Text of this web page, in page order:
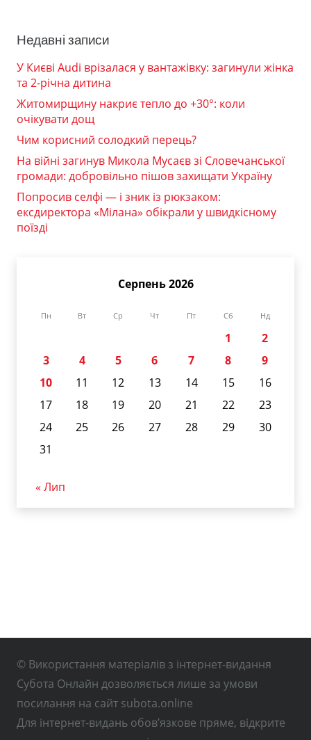
Недавні записи
У Києві Audi врізалася у вантажівку: загинули жінка
та 2-річна дитина
Житомирщину накриє тепло до +30°: коли
очікувати дощ
Чим корисний солодкий перець?
На війні загинув Микола Мусаєв зі Словечанської
громади: добровільно пішов захищати Україну
Попросив селфі — і зник із рюкзаком:
ексдиректора «Мілана» обікрали у швидкісному
поїзді
Серпень 2026
Пн Вт Ср Чт Пт Сб Нд
1
2
3
4 5 6 7 8
9
10
11 12 13 14 15
16
17
18 19 20 21 22
23
24
25 26 27 28 29
30
31
« Лип
© Використання матеріалів з інтернет-видання
Субота Онлайн дозволяється лише за умови
посилання на сайт subota.online
Для інтернет-видань обов’язкове пряме, відкрите